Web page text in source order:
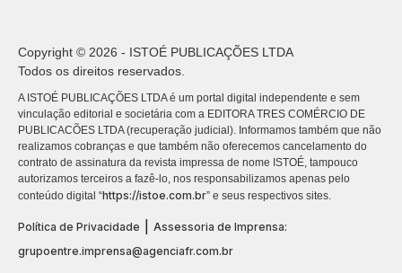
Copyright © 2026 - ISTOÉ PUBLICAÇÕES LTDA
Todos os direitos reservados.
A ISTOÉ PUBLICAÇÕES LTDA é um portal digital independente e sem
vinculação editorial e societária com a EDITORA TRES COMÉRCIO DE
PUBLICACÕES LTDA (recuperação judicial). Informamos também que não
realizamos cobranças e que também não oferecemos cancelamento do
contrato de assinatura da revista impressa de nome ISTOÉ, tampouco
autorizamos terceiros a fazê-lo, nos responsabilizamos apenas pelo
conteúdo digital “https://istoe.com.br” e seus respectivos sites.
Política de Privacidade
Assessoria de Imprensa:
grupoentre.imprensa@agenciafr.com.br